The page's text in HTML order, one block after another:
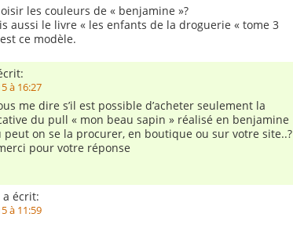
les couleurs de « benjamine »?
aussi le livre « les enfants de la droguerie « tome 3
ce modèle.
à 16:27
me dire s’il est possible d’acheter seulement la
du pull « mon beau sapin » réalisé en benjamine
peut on se la procurer, en boutique ou sur votre site..?
pour votre réponse
a écrit:
à 11:59